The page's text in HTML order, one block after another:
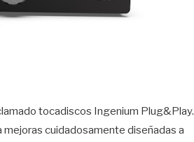
tocadiscos Ingenium Plug&Play.
cuidadosamente diseñadas a